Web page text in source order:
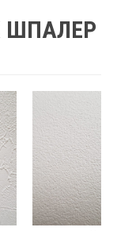
ШПАЛЕР